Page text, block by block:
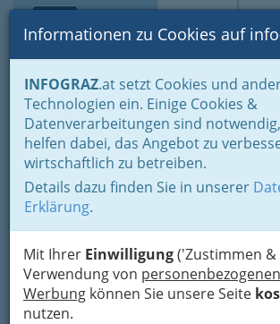
Suche
Informationen zu Cookies auf
INFOGRAZ.at setzt Cookies und
Technologien ein. Einige Cookies &
Datenverarbeitungen sind
helfen dabei, das Angebot zu
wirtschaftlich zu betreiben.
Details dazu finden Sie in unserer
Erklärung.
Mit Ihrer Einwilligung('Zustimmen
Verwendung von
Werbung können Sie unsere Seite
nutzen.
Home Branchen
Gewerbe, Handwerk, Banken
Transport - Verkehr
Autobus-
Liniengewerbe
Grünerbus Reisebus-
Transport-
Gesellschaft m.b.H.
Annenstraße 20, 8020 Graz
+43 3135 503
+43 3135 503-20